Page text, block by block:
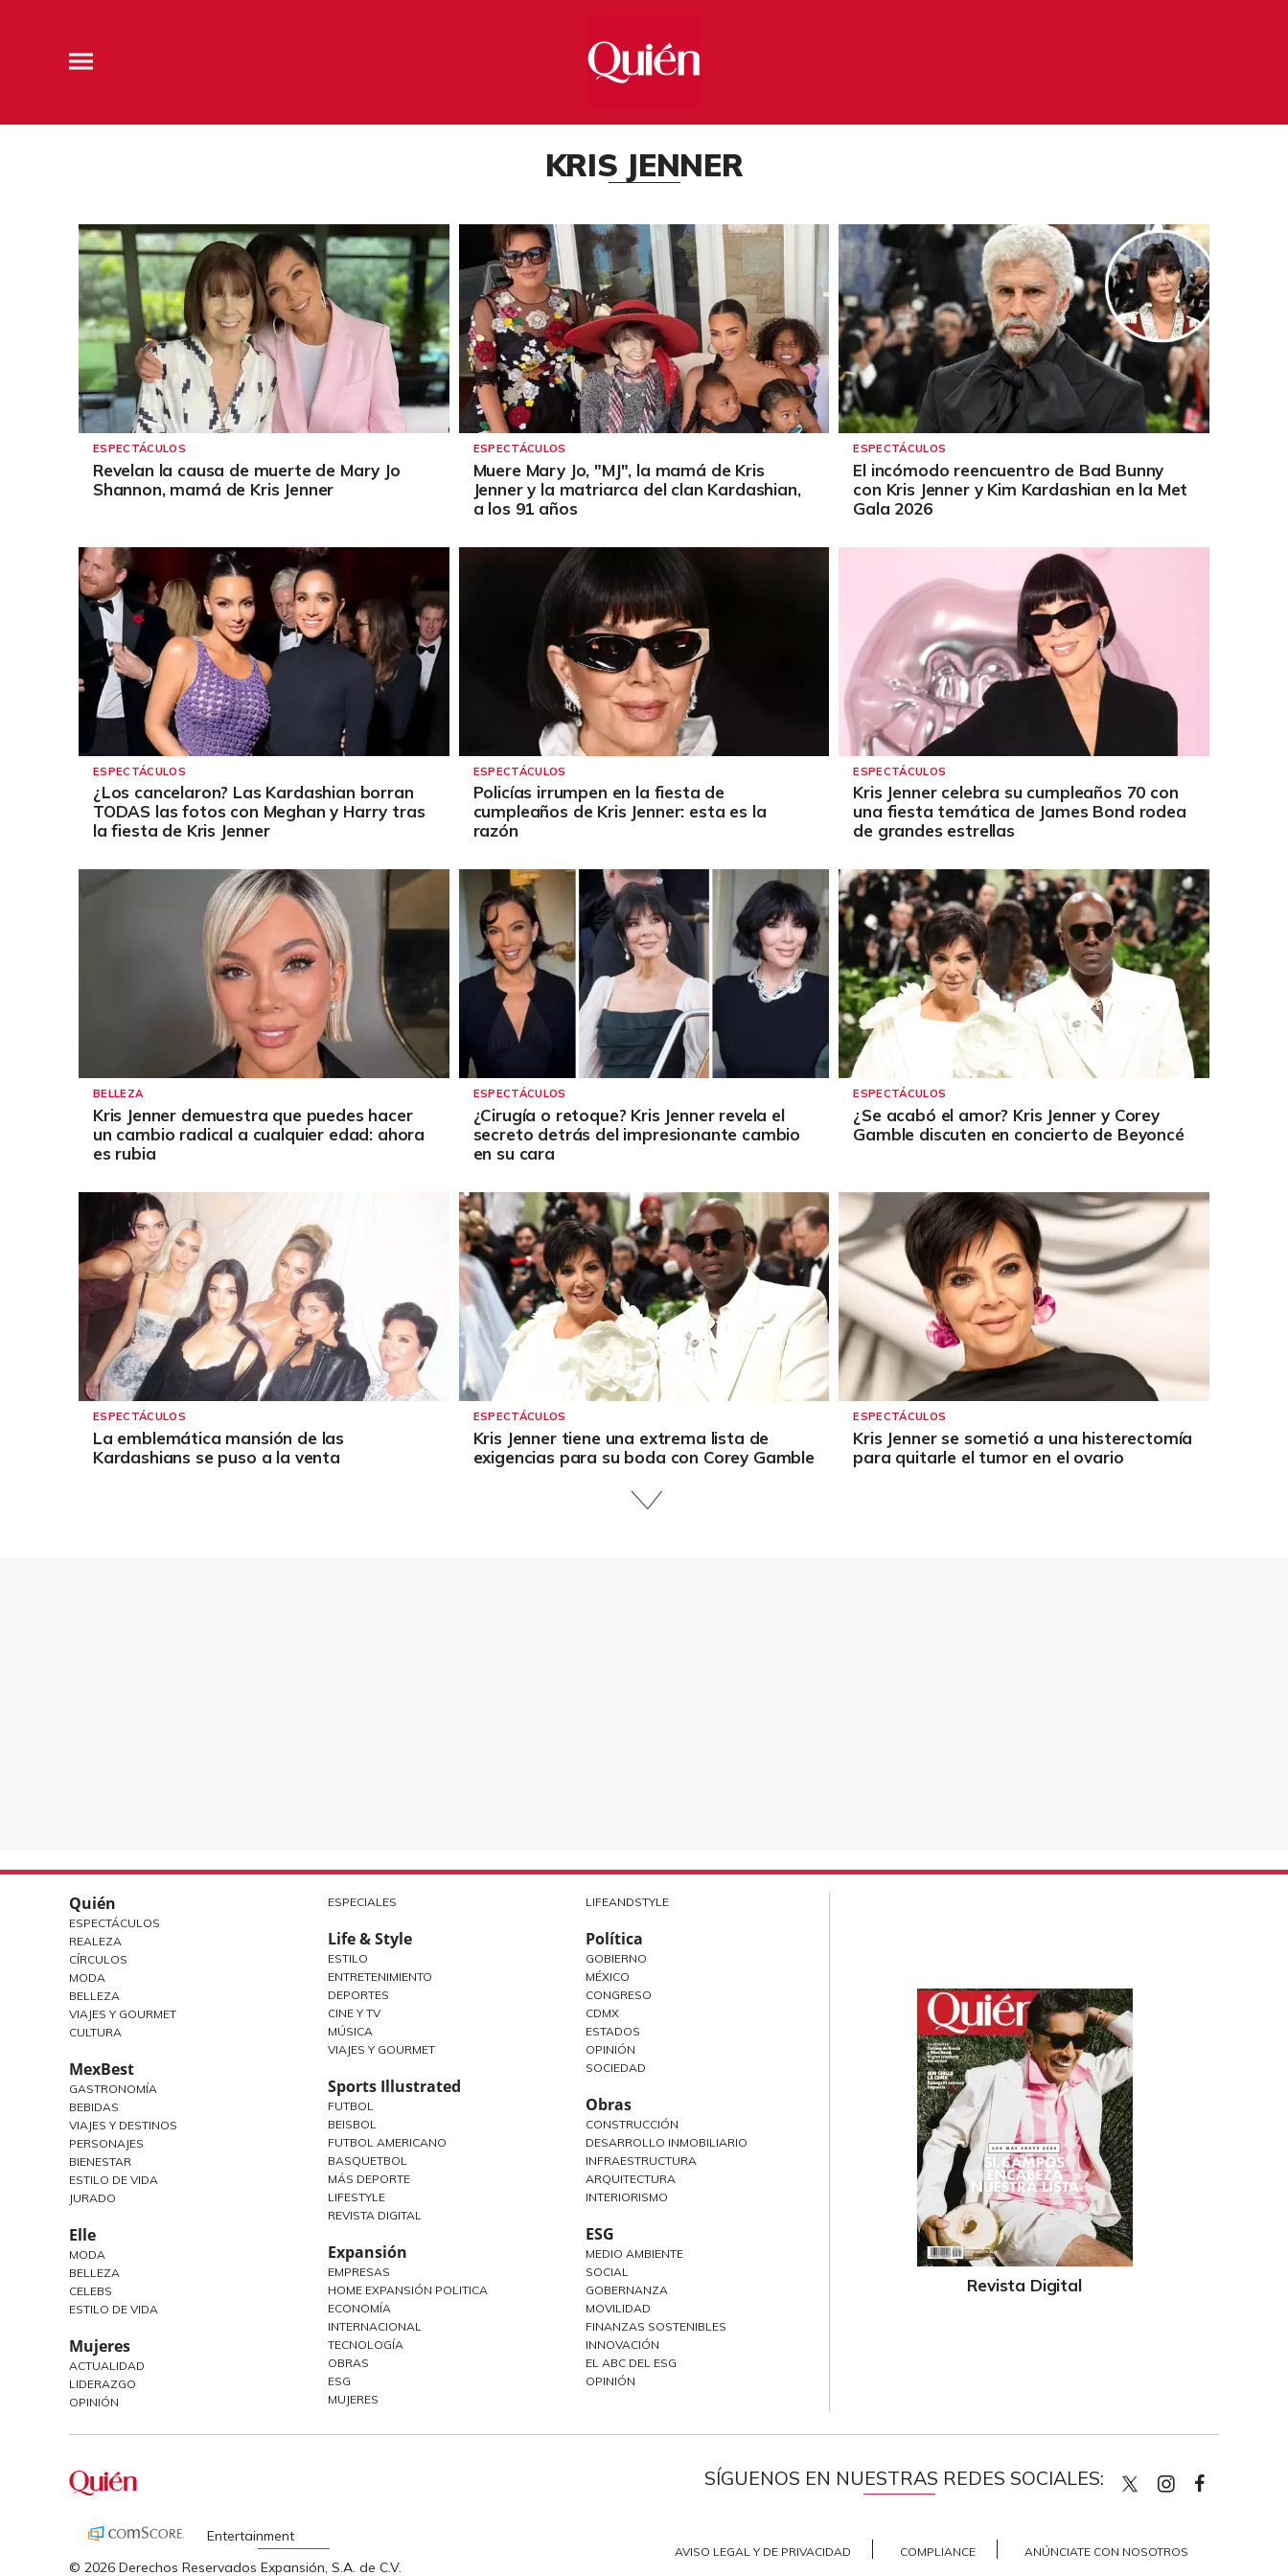
KRIS JENNER
ESPECTÁCULOS
Revelan la causa de muerte de Mary Jo
Shannon, mamá de Kris Jenner
ESPECTÁCULOS
Muere Mary Jo, "MJ", la mamá de Kris
Jenner y la matriarca del clan Kardashian,
a los 91 años
ESPECTÁCULOS
El incómodo reencuentro de Bad Bunny
con Kris Jenner y Kim Kardashian en la Met
Gala 2026
ESPECTÁCULOS
¿Los cancelaron? Las Kardashian borran
TODAS las fotos con Meghan y Harry tras
la fiesta de Kris Jenner
ESPECTÁCULOS
Policías irrumpen en la fiesta de
cumpleaños de Kris Jenner: esta es la
razón
ESPECTÁCULOS
Kris Jenner celebra su cumpleaños 70 con
una fiesta temática de James Bond rodea
de grandes estrellas
BELLEZA
Kris Jenner demuestra que puedes hacer
un cambio radical a cualquier edad: ahora
es rubia
ESPECTÁCULOS
¿Cirugía o retoque? Kris Jenner revela el
secreto detrás del impresionante cambio
en su cara
ESPECTÁCULOS
¿Se acabó el amor? Kris Jenner y Corey
Gamble discuten en concierto de Beyoncé
ESPECTÁCULOS
La emblemática mansión de las
Kardashians se puso a la venta
ESPECTÁCULOS
Kris Jenner tiene una extrema lista de
exigencias para su boda con Corey Gamble
ESPECTÁCULOS
Kris Jenner se sometió a una histerectomía
para quitarle el tumor en el ovario
Quién
ESPECTÁCULOS
REALEZA
CÍRCULOS
MODA
BELLEZA
VIAJES Y GOURMET
CULTURA
MexBest
GASTRONOMÍA
BEBIDAS
VIAJES Y DESTINOS
PERSONAJES
BIENESTAR
ESTILO DE VIDA
JURADO
Elle
MODA
BELLEZA
CELEBS
ESTILO DE VIDA
Mujeres
ACTUALIDAD
LIDERAZGO
OPINIÓN
ESPECIALES
Life & Style
ESTILO
ENTRETENIMIENTO
DEPORTES
CINE Y TV
MÚSICA
VIAJES Y GOURMET
Sports Illustrated
FUTBOL
BEISBOL
FUTBOL AMERICANO
BASQUETBOL
MÁS DEPORTE
LIFESTYLE
REVISTA DIGITAL
Expansión
EMPRESAS
HOME EXPANSIÓN POLITICA
ECONOMÍA
INTERNACIONAL
TECNOLOGÍA
OBRAS
ESG
MUJERES
LIFEANDSTYLE
Política
GOBIERNO
MÉXICO
CONGRESO
CDMX
ESTADOS
OPINIÓN
SOCIEDAD
Obras
CONSTRUCCIÓN
DESARROLLO INMOBILIARIO
INFRAESTRUCTURA
ARQUITECTURA
INTERIORISMO
ESG
MEDIO AMBIENTE
SOCIAL
GOBERNANZA
MOVILIDAD
FINANZAS SOSTENIBLES
INNOVACIÓN
EL ABC DEL ESG
OPINIÓN
Revista Digital
AVISO LEGAL Y DE PRIVACIDAD COMPLIANCE ANÚNCIATE CON NOSOTROS
SÍGUENOS EN NUESTRAS REDES SOCIALES: quiencom
Entertainment
© 2026 Derechos Reservados Expansión, S.A. de C.V.